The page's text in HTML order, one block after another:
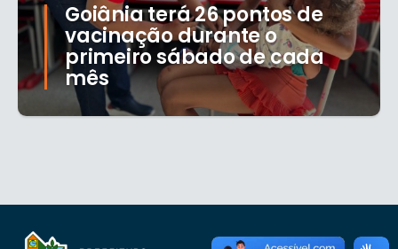
Goiânia terá 26 pontos de
vacinação durante o
primeiro sábado de cada
mês